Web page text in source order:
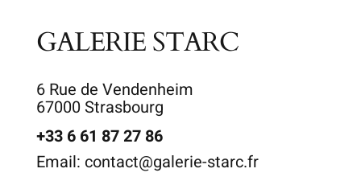
GALERIE STARC
6 Rue de Vendenheim
67000 Strasbourg
+33 6 61 87 27 86
Email: contact@galerie-starc.fr